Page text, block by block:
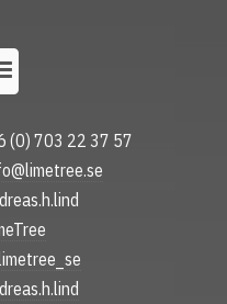
(0) 703 22 37 57